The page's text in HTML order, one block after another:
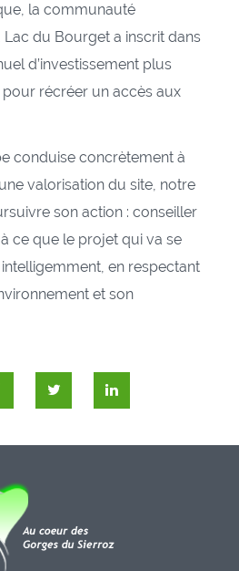
la communauté
du Bourget a inscrit dans
d’investissement plus
pour récréer un accès aux
conduise concrètement à
valorisation du site, notre
son action : conseiller
ce que le projet qui va se
en respectant
et son